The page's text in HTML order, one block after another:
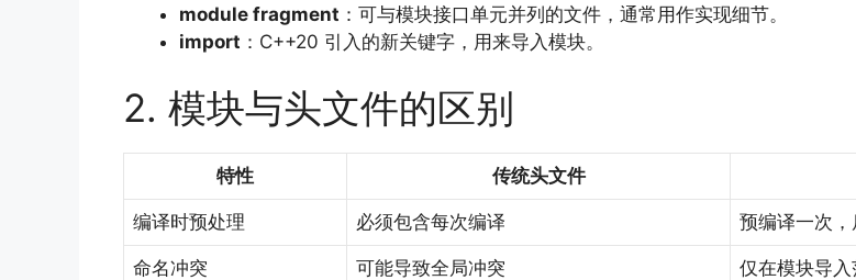
module fragment ：可与模块接口单元并列的文件，通常用作实现细节。
import ：C++20 引入的新关键字，用来导入模块。
2. 模块与头文件的区别
特性 传统头文件
编译时预处理 必须包含每次编译 预编译一次
命名冲突 可能导致全局冲突 仅在模块导入